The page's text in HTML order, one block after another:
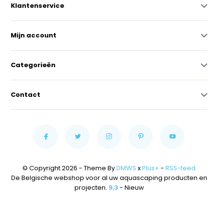
Klantenservice
Mijn account
Categorieën
Contact
© Copyright 2026 - Theme ByDMWS xPlus+ - RSS-feed
De Belgische webshop voor al uw aquascaping producten en
projecten. 9,3 - Nieuw